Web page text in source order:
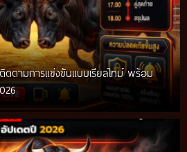
ดตามการแข่งขันแบบเรียลไทม์ พร้อม